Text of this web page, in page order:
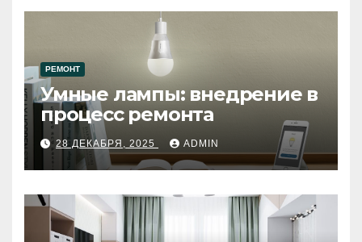
РЕМОНТ
Умные лампы: внедрение в
процесс ремонта
28 ДЕКАБРЯ, 2025 ADMIN